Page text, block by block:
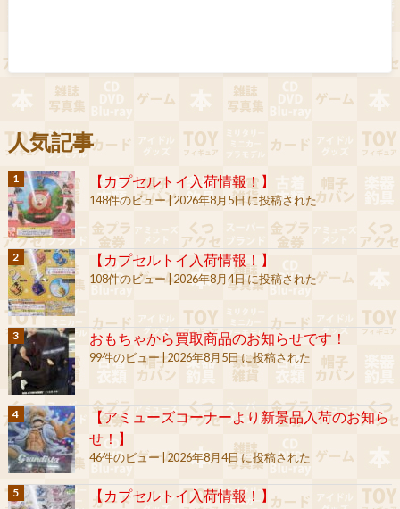
人気記事
【カプセルトイ入荷情報！】
148件のビュー|2026年8月5日 に投稿された
【カプセルトイ入荷情報！】
108件のビュー|2026年8月4日 に投稿された
おもちゃから買取商品のお知らせです！
99件のビュー|2026年8月5日 に投稿された
【アミューズコーナーより新景品入荷のお知ら
せ！】
46件のビュー|2026年8月4日 に投稿された
【カプセルトイ入荷情報！】